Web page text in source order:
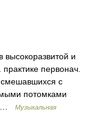
и
первонач.
смешавшихся с
потомками
…
Музыкальная